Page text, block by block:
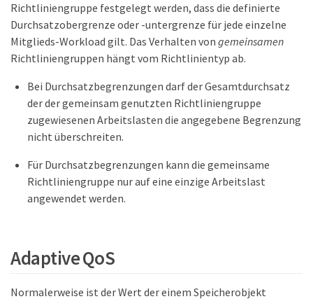
Richtliniengruppe festgelegt werden, dass die definierte
Durchsatzobergrenze oder -untergrenze für jede einzelne
Mitglieds-Workload gilt. Das Verhalten von gemeinsamen
Richtliniengruppen hängt vom Richtlinientyp ab.
Bei Durchsatzbegrenzungen darf der Gesamtdurchsatz
der der gemeinsam genutzten Richtliniengruppe
zugewiesenen Arbeitslasten die angegebene Begrenzung
nicht überschreiten.
Für Durchsatzbegrenzungen kann die gemeinsame
Richtliniengruppe nur auf eine einzige Arbeitslast
angewendet werden.
Adaptive QoS
Normalerweise ist der Wert der einem Speicherobjekt